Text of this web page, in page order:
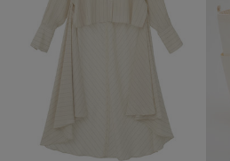
Stay in
ELLE SHOP 公式